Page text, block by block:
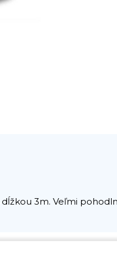
3m. Veľmi